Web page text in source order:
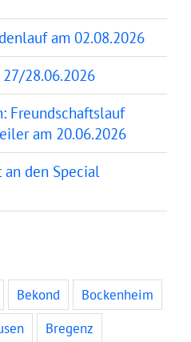
am 02.08.2026
28.06.2026
Freundschaftslauf
am 20.06.2026
den Special
Bekond
Bockenheim
Bregenz